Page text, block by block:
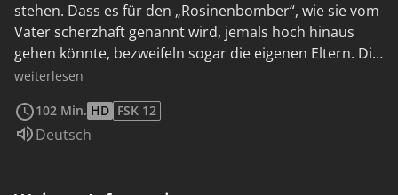
stehen. Dass es für den „Rosinenbomber“, wie sie vom
Vater scherzhaft genannt wird, jemals hoch hinaus
gehen könnte, bezweifeln sogar die eigenen Eltern. Die
Achtzehnjährige glaubt, dass Danny (Daniel Sträßer),
in einer Sache Recht hat: Ihre Eltern hätten lieber das
Kind vom Hausmeister gehabt, denn das kam schon
weiterlesen
102 Min. HD FSK 12
Sprache:
Deutsch